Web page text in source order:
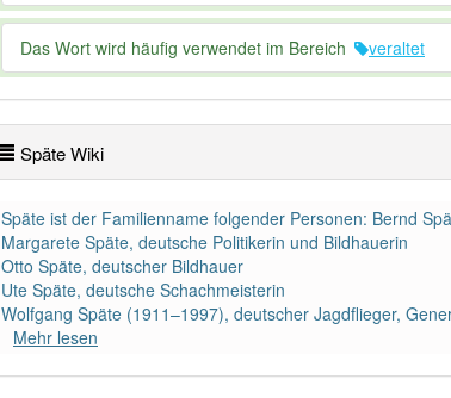
Das Wort wird häufig verwendet im Bereich veraltet
Späte Wiki
Späte ist der Familienname folgender Personen: Bernd
Margarete Späte, deutsche Politikerin und Bildhauerin
Otto Späte, deutscher Bildhauer
Ute Späte, deutsche Schachmeisterin
Wolfgang Späte (1911–1997), deutscher Jagdflieger,
Mehr lesen